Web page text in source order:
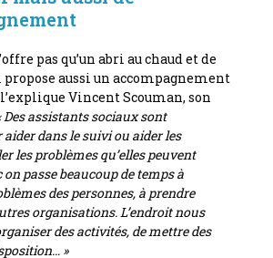
pas qu’un abri au chaud et de
aussi un accompagnement
Vincent Scouman, son
Des assistants sociaux sont
dans le suivi ou aider les
les problèmes qu’elles peuvent
passe beaucoup de temps à
des personnes, à prendre
organisations. L’endroit nous
des activités, de mettre des
»